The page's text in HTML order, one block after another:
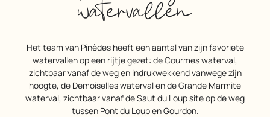
watervallen
Het team van Pinèdes heeft een aantal van zijn favoriete
watervallen op een rijtje gezet: de Courmes waterval,
zichtbaar vanaf de weg en indrukwekkend vanwege zijn
hoogte, de Demoiselles waterval en de Grande Marmite
waterval, zichtbaar vanaf de Saut du Loup site op de weg
tussen Pont du Loup en Gourdon.